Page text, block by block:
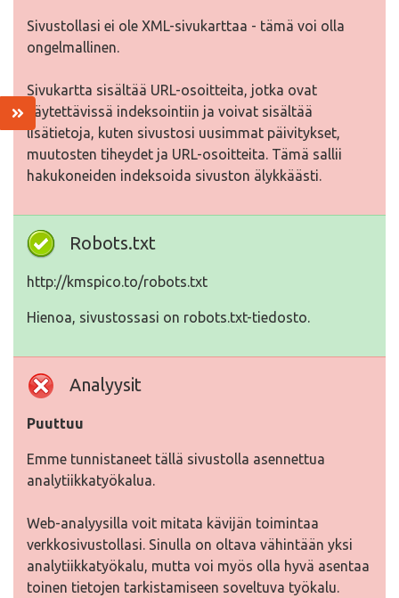
Sivustollasi ei ole XML-sivukarttaa - tämä voi olla
ongelmallinen.
Sivukartta sisältää URL-osoitteita, jotka ovat
käytettävissä indeksointiin ja voivat sisältää
lisätietoja, kuten sivustosi uusimmat päivitykset,
muutosten tiheydet ja URL-osoitteita. Tämä sallii
hakukoneiden indeksoida sivuston älykkäästi.
Robots.txt
http://kmspico.to/robots.txt
Hienoa, sivustossasi on robots.txt-tiedosto.
Analyysit
Puuttuu
Emme tunnistaneet tällä sivustolla asennettua
analytiikkatyökalua.
Web-analyysilla voit mitata kävijän toimintaa
verkkosivustollasi. Sinulla on oltava vähintään yksi
analytiikkatyökalu, mutta voi myös olla hyvä asentaa
toinen tietojen tarkistamiseen soveltuva työkalu.